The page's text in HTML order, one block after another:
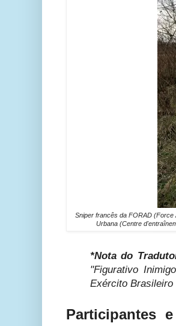
Sniper francês da FORAD (Force
Urbana (Centre
*Nota do
"Figurativo
Exército Brasileiro
Participantes